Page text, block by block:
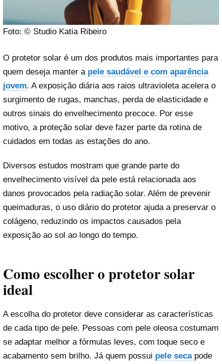
Foto: © Studio Katia Ribeiro
O protetor solar é um dos produtos mais importantes para
quem deseja manter a pele saudável e com aparência
jovem. A exposição diária aos raios ultravioleta acelera o
surgimento de rugas, manchas, perda de elasticidade e
outros sinais do envelhecimento precoce. Por esse
motivo, a proteção solar deve fazer parte da rotina de
cuidados em todas as estações do ano.
Diversos estudos mostram que grande parte do
envelhecimento visível da pele está relacionada aos
danos provocados pela radiação solar. Além de prevenir
queimaduras, o uso diário do protetor ajuda a preservar o
colágeno, reduzindo os impactos causados pela
exposição ao sol ao longo do tempo.
Como escolher o protetor solar
ideal
A escolha do protetor deve considerar as características
de cada tipo de pele. Pessoas com pele oleosa costumam
se adaptar melhor a fórmulas leves, com toque seco e
acabamento sem brilho. Já quem possui pele seca pode